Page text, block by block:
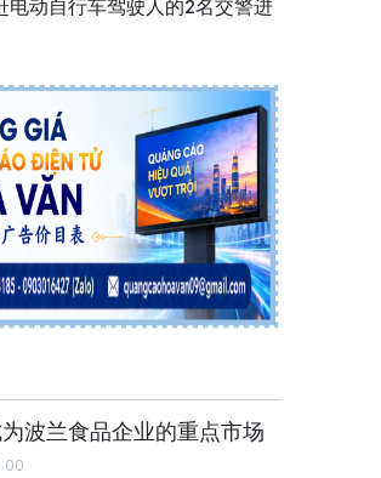
电动自行车驾驶人的2名交警进
波兰食品企业的重点市场